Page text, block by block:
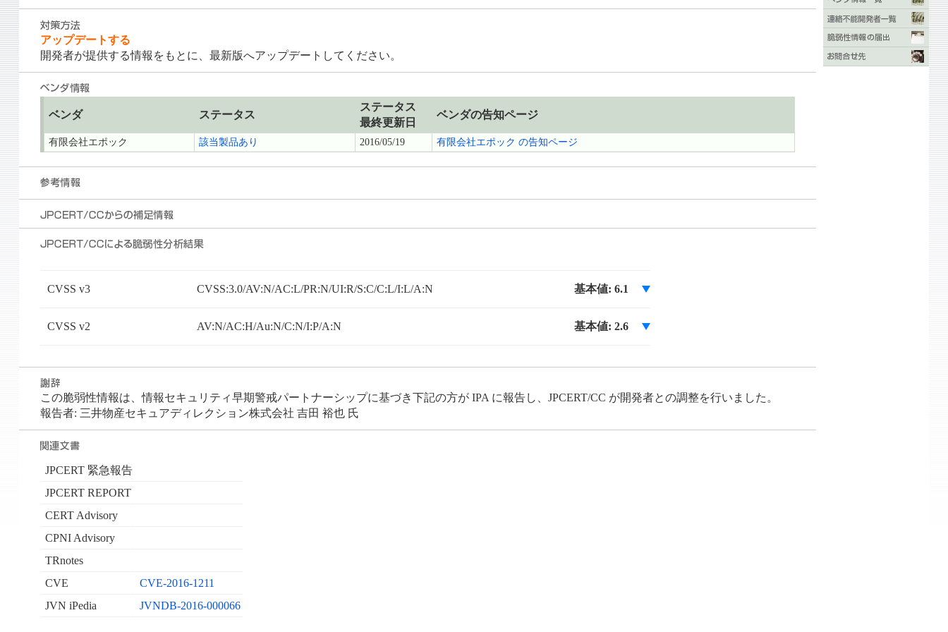
アップデートする
開発者が提供する情報をもとに、最新版へアップデートしてください。
ベンダ ステータス
ステータス
最終更新日
ベンダの告知ページ
有限会社エポック 該当製品あり 2016/05/19 有限会社エポック の告知ページ
CVSS v3 CVSS:3.0/AV:N/AC:L/PR:N/UI:R/S:C/C:L/I:L/A:N 基本値: 6.1
CVSS v2 AV:N/AC:H/Au:N/C:N/I:P/A:N 基本値: 2.6
この脆弱性情報は、情報セキュリティ早期警戒パートナーシップに基づき下記の方が IPA に報告し、JPCERT/CC が開発者との調整を行いました。
報告者: 三井物産セキュアディレクション株式会社 吉田 裕也 氏
JPCERT 緊急報告
JPCERT REPORT
CERT Advisory
CPNI Advisory
TRnotes
CVE
CVE-2016-1211
JVN iPedia
JVNDB-2016-000066